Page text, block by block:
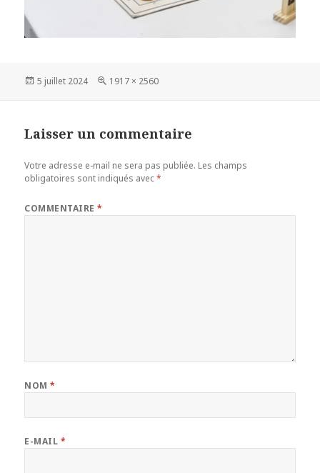
Publié
5 juillet 2024
Taille
1917 × 2560
Laisser un commentaire
Votre adresse e-mail ne sera pas publiée. Les champs
obligatoires sont indiqués avec*
COMMENTAIRE*
NOM*
E-MAIL *